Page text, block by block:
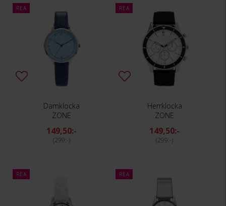
REA
Damklocka
ZONE
149,50:-
299:-
REA
Herrklocka
ZONE
149,50:-
299:-
REA REA